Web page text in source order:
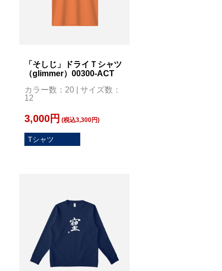
「そしじ」ドライＴシャツ
（glimmer）00300-ACT
カラー数：20 | サイズ数：
12
Tシャツ
3,000円 (税込3,300円)